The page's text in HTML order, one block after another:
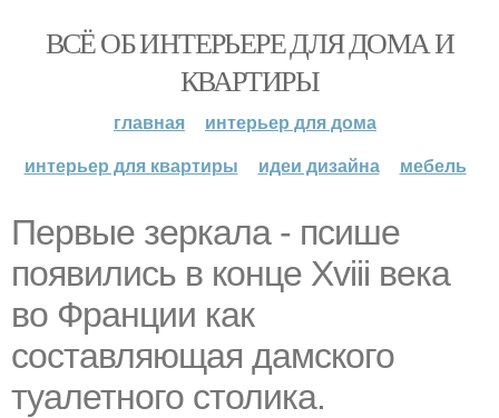
ВСЁ ОБ ИНТЕРЬЕРЕ ДЛЯ ДОМА И
КВАРТИРЫ
главная
интерьер для дома
интерьер для квартиры
идеи дизайна мебель
Первые зеркала - псише
появились в конце Xviii века
во Франции как
составляющая дамского
туалетного столика.